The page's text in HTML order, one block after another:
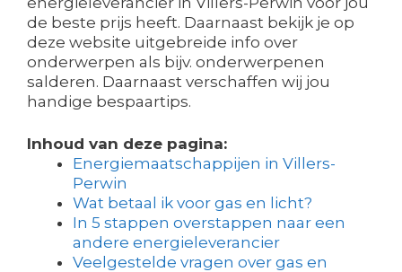
de beste prijs heeft. Daarnaast bekijk je op
deze website uitgebreide info over
onderwerpen als bijv. onderwerpenen
salderen. Daarnaast verschaffen wij jou
handige bespaartips.
Inhoud van deze pagina:
Energiemaatschappijen in Villers-
Perwin
Wat betaal ik voor gas en licht?
In 5 stappen overstappen naar een
andere energieleverancier
Veelgestelde vragen over gas en